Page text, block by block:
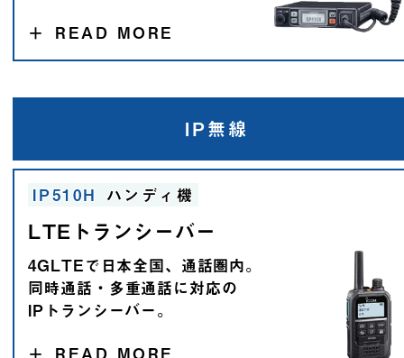
＋
READ MORE
IP無線
IP510H ハンディ機
LTEトランシーバー
4GLTEで日本全国、通話圏内。
同時通話・多重通話に対応の
IPトランシーバー。